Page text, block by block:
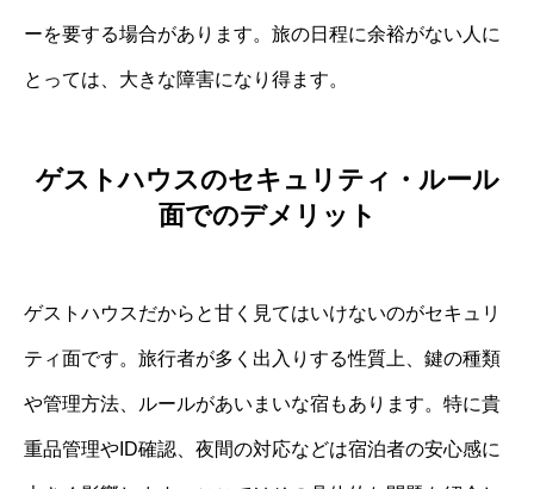
ーを要する場合があります。旅の日程に余裕がない人に
とっては、大きな障害になり得ます。
ゲストハウスのセキュリティ・ルール
面でのデメリット
ゲストハウスだからと甘く見てはいけないのがセキュリ
ティ面です。旅行者が多く出入りする性質上、鍵の種類
や管理方法、ルールがあいまいな宿もあります。特に貴
重品管理やID確認、夜間の対応などは宿泊者の安心感に